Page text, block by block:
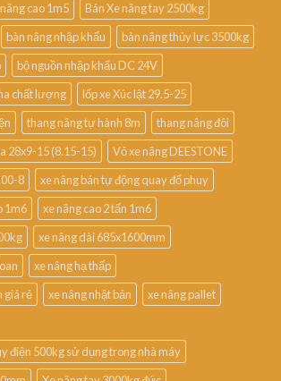
cao 1m5
Bán Xe nâng tay 2500kg
bàn nâng nhập khẩu
bàn nâng thủy lực 3500kg
bộ nguồn nhập khẩu DC 24V
chất lượng
lốp xe Xúc lật 29.5-25
thang nâng tự hành 8m
thang nâng đôi
28x9-15 (8.15-15)
Vỏ xe nâng DEESTONE
8
xe nâng bán tự động quay đổ phuy
1m6
xe nâng cao 2 tấn 1m6
xe nâng dài 685x1600mm
xe nâng hạ thấp
giá rẻ
xe nâng nhật bản
xe nâng pallet
điện 500kg sử dụng trong nhà máy